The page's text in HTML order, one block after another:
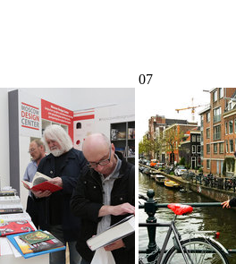
07